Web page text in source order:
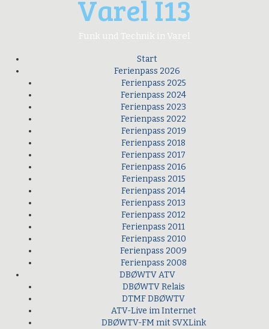
Varel I13
Funk und Technik in Varel
Start
Ferienpass 2026
Ferienpass 2025
Ferienpass 2024
Ferienpass 2023
Ferienpass 2022
Ferienpass 2019
Ferienpass 2018
Ferienpass 2017
Ferienpass 2016
Ferienpass 2015
Ferienpass 2014
Ferienpass 2013
Ferienpass 2012
Ferienpass 2011
Ferienpass 2010
Ferienpass 2009
Ferienpass 2008
DBØWTV ATV
DBØWTV Relais
DTMF DBØWTV
ATV-Live im Internet
DBØWTV-FM mit SVXLink